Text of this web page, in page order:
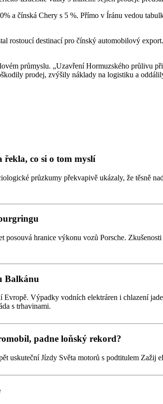
a čínská Chery s 5 %. Přímo v Íránu vedou
rostoucí destinací pro čínský automobilový
průmyslu. „Uzavření Hormuzského průlivu
prodej, zvýšily náklady na logistiku a
řekla, co si o tom myslí
průzkumy překvapivě ukázaly, že těsně
hranice výkonu vozů Porsche.
Balkánu
Výpadky vodních elektráren i chlazení
s trhavinami.
padne loňský rekord?
uskuteční Jízdy Světa motorů s podtitulem Zažij